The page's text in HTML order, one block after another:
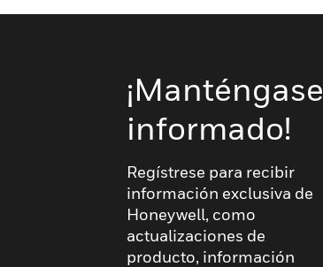
¡Manténgase
informado!
Regístrese para recibir
información exclusiva de
Honeywell, como
actualizaciones de
producto, información